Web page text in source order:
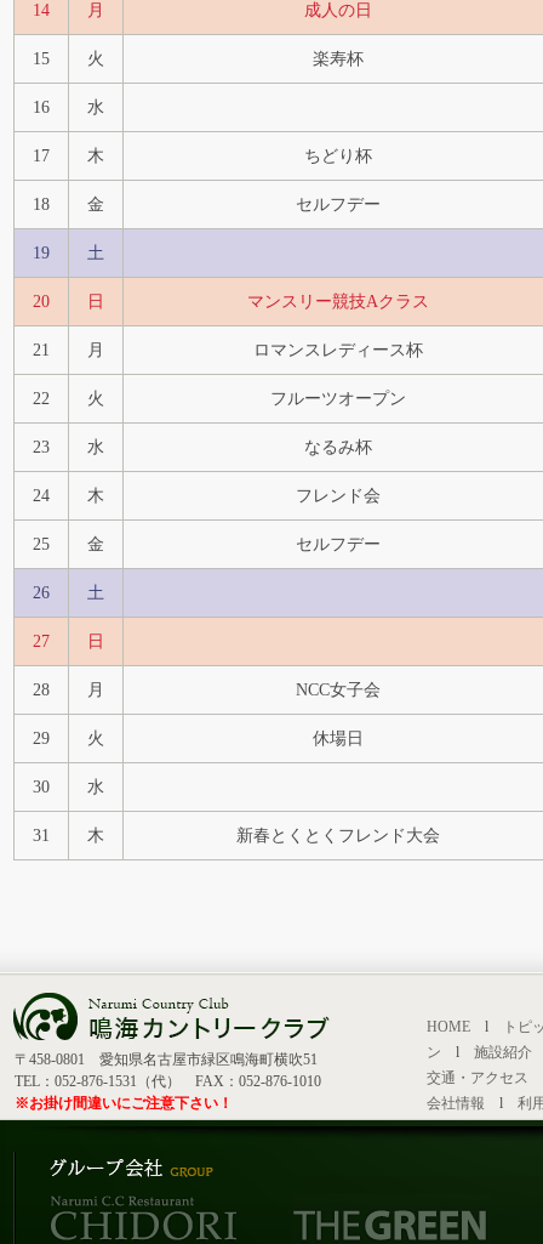
14 月 成人の日
15 火 楽寿杯
16 水
17 木 ちどり杯
18 金 セルフデー
19 土
20 日 マンスリー競技Aクラス
21 月 ロマンスレディース杯
22 火 フルーツオープン
23 水 なるみ杯
24 木 フレンド会
25 金 セルフデー
26 土
27 日
28 月 NCC女子会
29 火 休場日
30 水
31 木 新春とくとくフレンド大会
〒458-0801 愛知県名古屋市緑区鳴海町横吹51
TEL：052-876-1531（代） FAX：052-876-1010
※お掛け間違いにご注意下さい！
HOME l
トピ
ン l 施設紹介
交通・アクセス
会社情報 l 利